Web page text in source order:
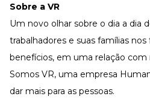
Sobre a VR
Um novo olhar sobre o dia a dia
trabalhadores e suas famílias
benefícios, em uma relação com
Somos VR, uma empresa
dar mais para as pessoas.